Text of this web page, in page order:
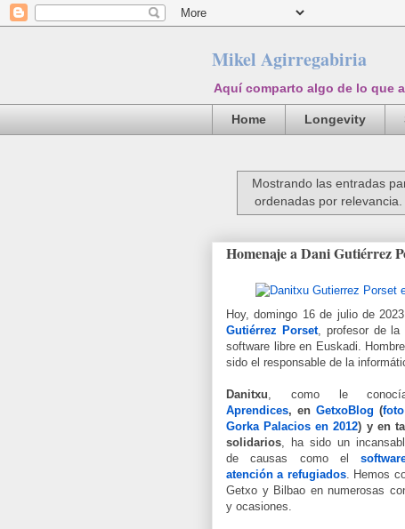
Mikel Agirregabiria
Aquí comparto algo de lo que
Home Longevity
Mostrando las entradas
ordenadas por relevancia.
Homenaje a Dani Gutiérrez
Hoy, domingo 16 de julio de
Gutiérrez Porset, profesor de la
software libre en Euskadi.
sido el responsable de la
Danitxu, como le
Aprendices, en GetxoBlog (
Gorka Palacios en 2012) y en
solidarios, ha sido un
de causas como el
atención a refugiados. Hemos
Getxo y Bilbao en numerosas
y ocasiones.